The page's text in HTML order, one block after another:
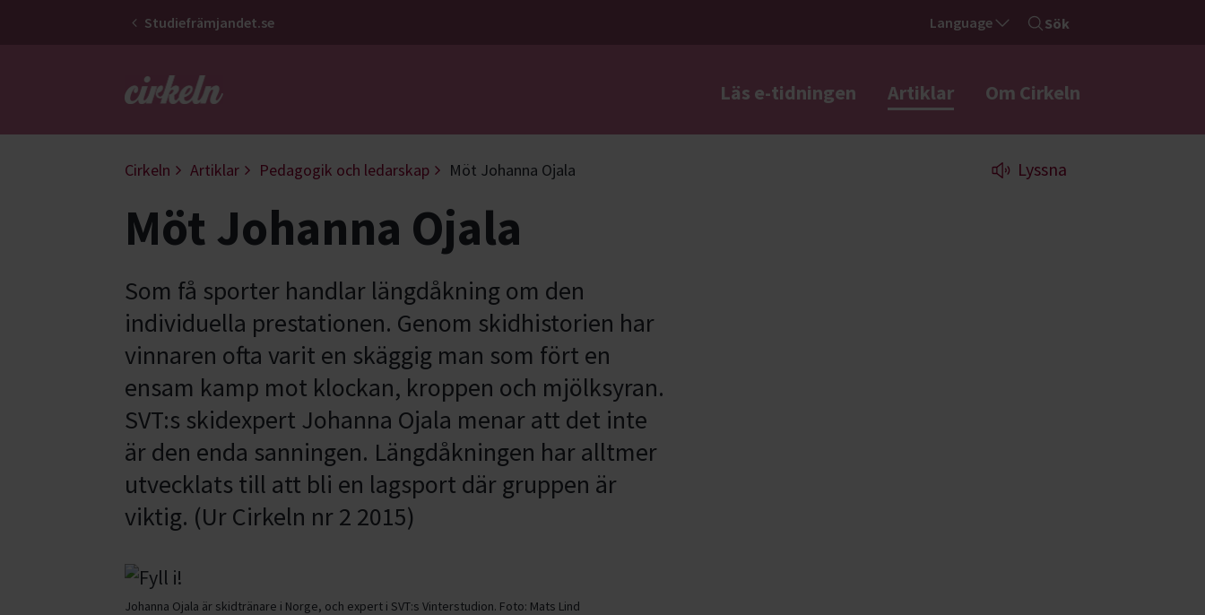
Studiefrämjandet.se Language Sök
Gå till studiefrämjandets startsida Läs e-tidningen Artiklar Om Cirkeln
Cirkeln Artiklar Pedagogik och ledarskap Möt Johanna Ojala Lyssna
Möt Johanna Ojala
Som få sporter handlar längdåkning om den
individuella prestationen. Genom skidhistorien har
vinnaren ofta varit en skäggig man som fört en
ensam kamp mot klockan, kroppen och mjölksyran.
SVT:s skidexpert Johanna Ojala menar att det inte
är den enda sanningen. Längdåkningen har alltmer
utvecklats till att bli en lagsport där gruppen är
viktig. (Ur Cirkeln nr 2 2015)
Johanna Ojala är skidtränare i Norge, och expert i SVT:s Vinterstudion. Foto: Mats Lind